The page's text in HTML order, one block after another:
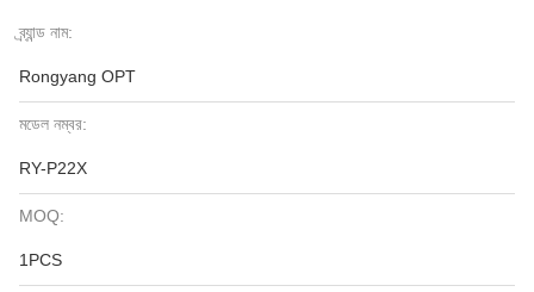
ব্র্যান্ড নাম:
Rongyang OPT
মডেল নম্বর:
RY-P22X
MOQ:
1PCS